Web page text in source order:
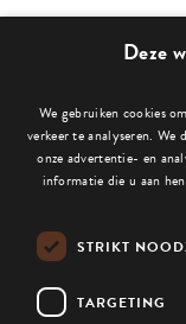
Bekijk
Deze
We gebruiken cookies
verkeer te analyseren.
onze advertentie- en
informatie die u aan
STRIKT
TARGETING